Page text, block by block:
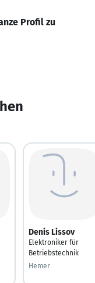
Profil zu
Denis Lissov
Elektroniker für
Betriebstechnik
Hemer